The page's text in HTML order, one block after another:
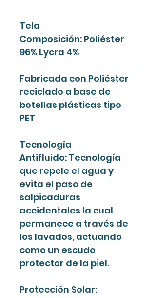
Tela
Composición: Poliéster
96% Lycra 4%
Fabricada con Poliéster
reciclado a base de
botellas plásticas tipo
PET
Tecnología
Antifluido: Tecnología
que repele el agua y
evita el paso de
salpicaduras
accidentales la cual
permanece a través de
los lavados, actuando
como un escudo
protector de la piel.
Protección Solar: